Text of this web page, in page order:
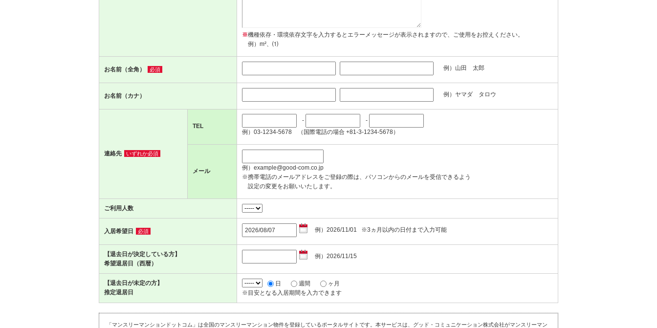
※機種依存・環境依存文字を入力するとエラーメッセージが表示されますので、ご使用をお控えください。
例）m²、⑴
お名前（全角） 必須 例）山田 太郎
お名前（カナ） 例）ヤマダ タロウ
連絡先 いずれか必須
TEL
-
-
例）03-1234-5678 （国際電話の場合 +81-3-1234-5678）
メール
例）example@good-com.co.jp
※携帯電話のメールアドレスをご登録の際は、パソコンからのメールを受信できるよう
設定の変更をお願いいたします。
ご利用人数
入居希望日 必須 例）2026/11/01 ※3ヵ月以内の日付まで入力可能
【退去日が決定している方】
希望退居日（西暦）
例）2026/11/15
【退去日が未定の方】
推定退居日
日 週間
ヶ月
※目安となる入居期間を入力できます
「マンスリーマンションドットコム」は全国のマンスリーマンション物件を登録しているポータルサイトです。本サービスは、グッド・コミュニケーション株式会社がマンスリーマン